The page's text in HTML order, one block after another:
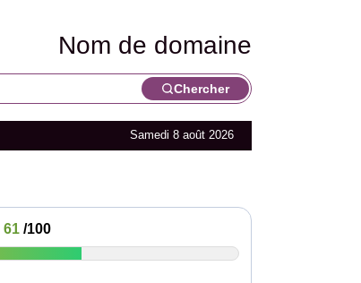
Nom de domaine
Chercher
Samedi 8 août 2026
61 /100